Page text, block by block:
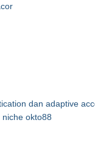
dan adaptive
okto88